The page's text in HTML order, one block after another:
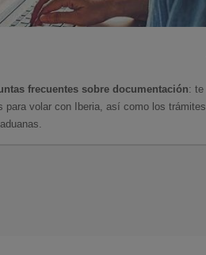
frecuentes sobre documentación: te
volar con Iberia, así como los trámites